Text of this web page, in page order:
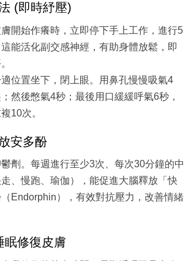
(即時紓壓)
開始作癢時，立即停下手上工作，進行5
能活化副交感神經，有助身體放鬆，即
位置坐下，閉上眼。用鼻孔慢慢吸氣4
然後憋氣4秒；最後用口緩緩呼氣6秒，
10次。
安多酚
劑。每週進行至少3次、每次30分鐘的中
、慢跑、瑜伽），能促進大腦釋放「快
Endorphin），有效對抗壓力，改善情緒
眠修復皮膚